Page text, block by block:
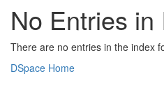
No Entries in
There are no entries in the index
DSpace Home